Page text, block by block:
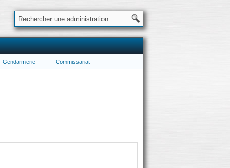
Gendarmerie Commissariat